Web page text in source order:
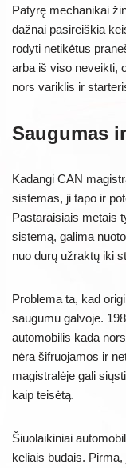
Patyrę mechanikai
dažnai pasireiškia
rodyti netikėtus
arba iš viso neveikti,
nors variklis ir
Saugumas
Kadangi CAN
sistemas, ji tapo ir
Pastaraisiais metais
sistemą, galima
nuo durų užraktų iki
Problema ta, kad
saugumu galvoje.
automobilis kada
nėra šifruojamos ir
magistralėje gali
kaip teisėtą.
Šiuolaikiniai
keliais būdais.